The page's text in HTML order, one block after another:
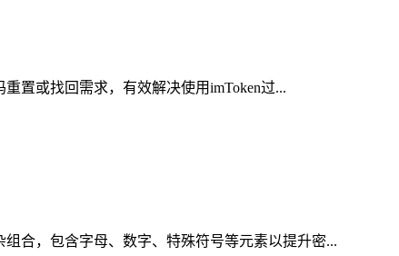
置或找回需求，有效解决使用imToken过...
合，包含字母、数字、特殊符号等元素以提升密...